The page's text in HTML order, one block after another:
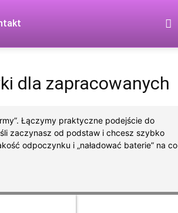
dla zapracowanych
Łączymy praktyczne podejście do
zaczynasz od podstaw i chcesz szybko
odpoczynku i „naładować baterie” na co